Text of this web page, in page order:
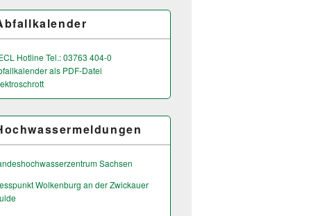
Hotline Tel.: 03763 404-0
als PDF-Datei
Sachsen
Wolkenburg an der Zwickauer